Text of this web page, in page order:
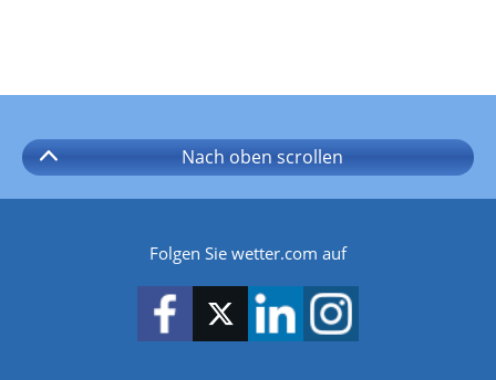
Nach oben scrollen
Folgen Sie wetter.com auf